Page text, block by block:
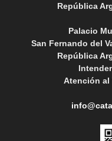
República
Palacio
San Fernando del
República
Atención al